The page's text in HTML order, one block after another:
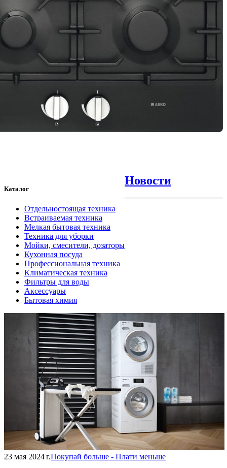
Каталог
Отдельностоящая техника
Встраиваемая техника
Мелкая бытовая техника
Техника для уборки
Мойки, смесители, дозаторы
Кухонная посуда
Профессиональная техника
Климатическая техника
Фильтры для воды
Аксессуары
Бытовая химия
Новости
23 мая 2024 г.Покупай больше - Плати меньше